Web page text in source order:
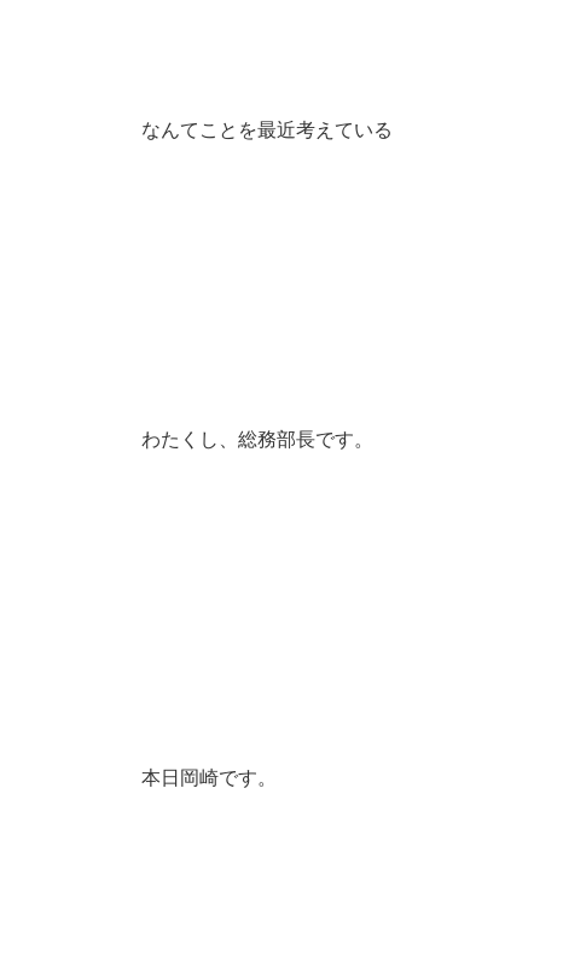
なんてことを最近考えている
わたくし、総務部長です。
本日岡崎です。